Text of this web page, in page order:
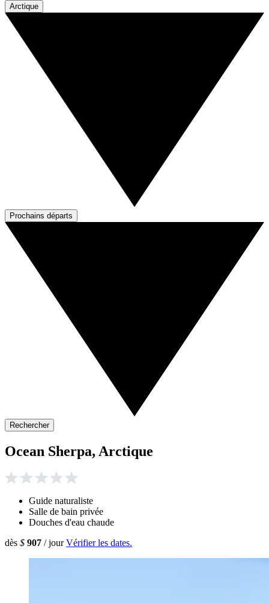
Arctique
Prochains départs
Rechercher
Ocean Sherpa, Arctique
Guide naturaliste
Salle de bain privée
Douches d'eau chaude
dès $ 907 / jour Vérifier les dates.